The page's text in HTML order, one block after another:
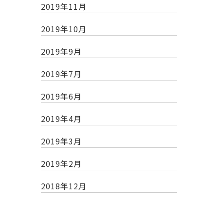
2019年11月
2019年10月
2019年9月
2019年7月
2019年6月
2019年4月
2019年3月
2019年2月
2018年12月